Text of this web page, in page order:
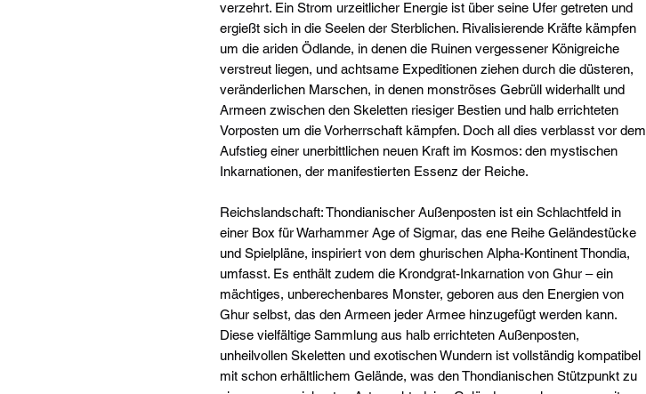
verzehrt. Ein Strom urzeitlicher Energie ist über seine Ufer getreten und
ergießt sich in die Seelen der Sterblichen. Rivalisierende Kräfte kämpfen
um die ariden Ödlande, in denen die Ruinen vergessener Königreiche
verstreut liegen, und achtsame Expeditionen ziehen durch die düsteren,
veränderlichen Marschen, in denen monströses Gebrüll widerhallt und
Armeen zwischen den Skeletten riesiger Bestien und halb errichteten
Vorposten um die Vorherrschaft kämpfen. Doch all dies verblasst vor dem
Aufstieg einer unerbittlichen neuen Kraft im Kosmos: den mystischen
Inkarnationen, der manifestierten Essenz der Reiche.
Reichslandschaft: Thondianischer Außenposten ist ein Schlachtfeld in
einer Box für Warhammer Age of Sigmar, das ene Reihe Geländestücke
und Spielpläne, inspiriert von dem ghurischen Alpha-Kontinent Thondia,
umfasst. Es enthält zudem die Krondgrat-Inkarnation von Ghur – ein
mächtiges, unberechenbares Monster, geboren aus den Energien von
Ghur selbst, das den Armeen jeder Armee hinzugefügt werden kann.
Diese vielfältige Sammlung aus halb errichteten Außenposten,
unheilvollen Skeletten und exotischen Wundern ist vollständig kompatibel
mit schon erhältlichem Gelände, was den Thondianischen Stützpunkt zu